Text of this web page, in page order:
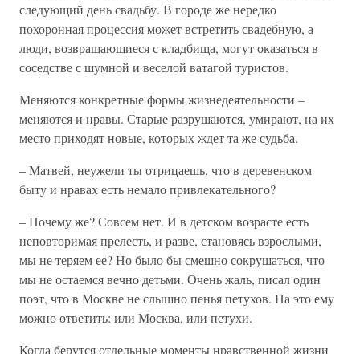
следующий день свадьбу. В городе же нередко
похоронная процессия может встретить свадебную, а
люди, возвращающиеся с кладбища, могут оказаться в
соседстве с шумной и веселой ватагой туристов.
Меняются конкретные формы жизнедеятельности –
меняются и нравы. Старые разрушаются, умирают, на их
место приходят новые, которых ждет та же судьба.
– Матвей, неужели ты отрицаешь, что в деревенском
быту и нравах есть немало привлекательного?
– Почему же? Совсем нет. И в детском возрасте есть
неповторимая прелесть, и разве, становясь взрослыми,
мы не теряем ее? Но было бы смешно сокрушаться, что
мы не остаемся вечно детьми. Очень жаль, писал один
поэт, что в Москве не слышно пенья петухов. На это ему
можно ответить: или Москва, или петухи.
Когда берутся отдельные моменты нравственной жизни